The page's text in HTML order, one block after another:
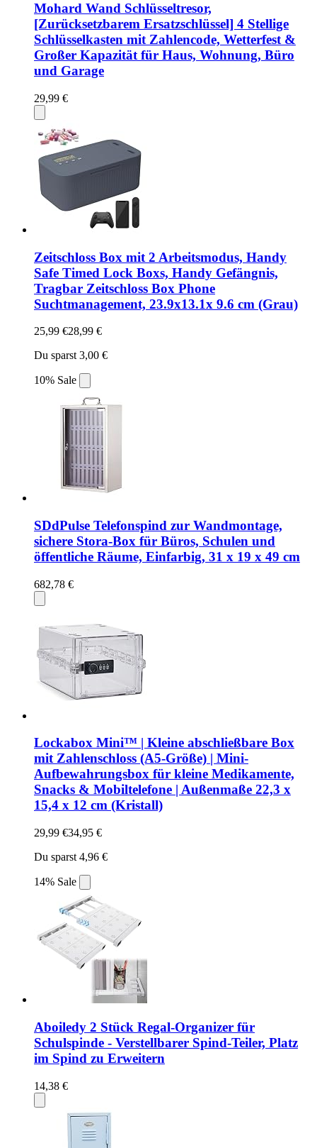
Mohard Wand Schlüsseltresor,
[Zurücksetzbarem Ersatzschlüssel] 4 Stellige
Schlüsselkasten mit Zahlencode, Wetterfest &
Großer Kapazität für Haus, Wohnung, Büro
und Garage
29,99 €
Zeitschloss Box mit 2 Arbeitsmodus, Handy
Safe Timed Lock Boxs, Handy Gefängnis,
Tragbar Zeitschloss Box Phone
Suchtmanagement, 23.9x13.1x 9.6 cm (Grau)
25,99 €28,99 €
Du sparst 3,00 €
10% Sale
SDdPulse Telefonspind zur Wandmontage,
sichere Stora-Box für Büros, Schulen und
öffentliche Räume, Einfarbig, 31 x 19 x 49 cm
682,78 €
Lockabox Mini™ | Kleine abschließbare Box
mit Zahlenschloss (A5-Größe) | Mini-
Aufbewahrungsbox für kleine Medikamente,
Snacks & Mobiltelefone | Außenmaße 22,3 x
15,4 x 12 cm (Kristall)
29,99 €34,95 €
Du sparst 4,96 €
14% Sale
Aboiledy 2 Stück Regal-Organizer für
Schulspinde - Verstellbarer Spind-Teiler, Platz
im Spind zu Erweitern
14,38 €